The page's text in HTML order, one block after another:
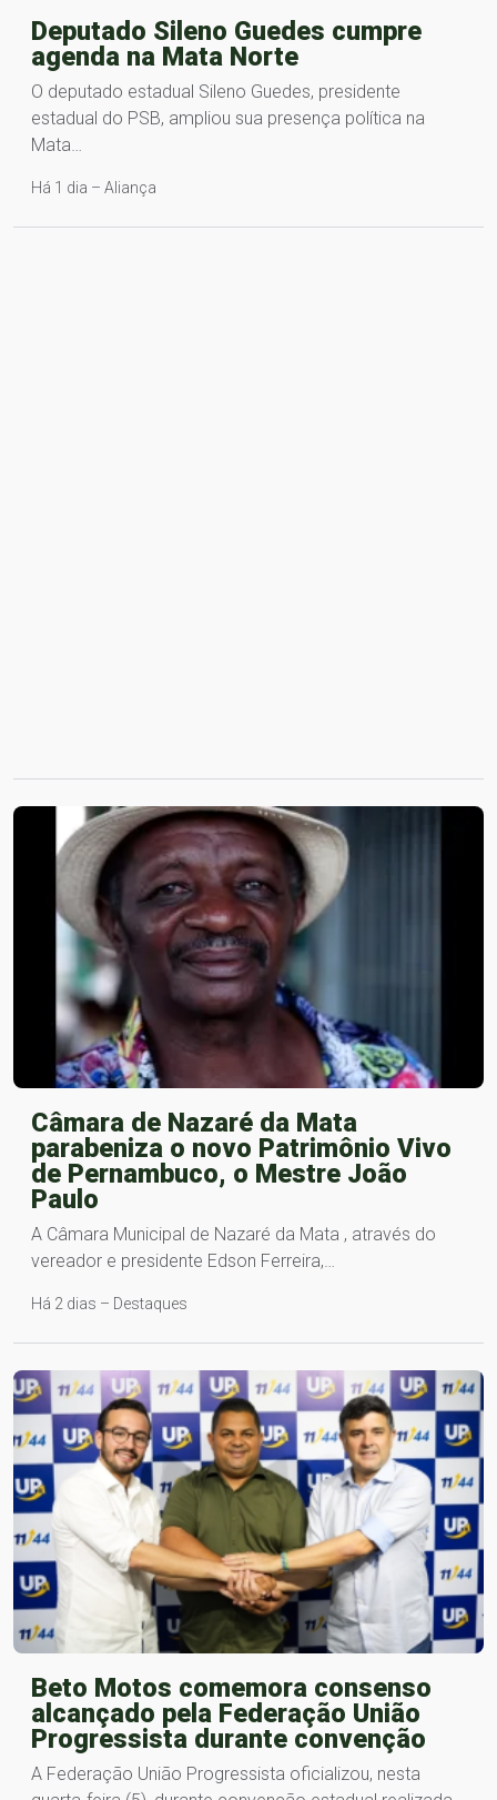
Deputado Sileno Guedes cumpre
agenda na Mata Norte
O deputado estadual Sileno Guedes, presidente
estadual do PSB, ampliou sua presença política na
Mata…
Há 1 dia – Aliança
Câmara de Nazaré da Mata
parabeniza o novo Patrimônio Vivo
de Pernambuco, o Mestre João
Paulo
A Câmara Municipal de Nazaré da Mata , através do
vereador e presidente Edson Ferreira,…
Há 2 dias – Destaques
Beto Motos comemora consenso
alcançado pela Federação União
Progressista durante convenção
A Federação União Progressista oficializou, nesta